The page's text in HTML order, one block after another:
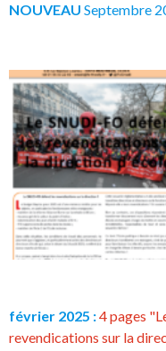
NOUVEAU Septembre
février 2025 :4 pages
revendications sur la